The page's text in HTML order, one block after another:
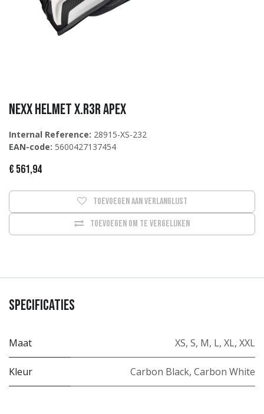
NEXX Helmet X.R3R APEX
Internal Reference: 28915-XS-232
EAN-code: 5600427137454
€ 561,94
Toevoegen om te vergelijken
Toevoegen aan verlanglijst
Specificaties
Maat XS, S, M, L, XL, XXL
Kleur Carbon Black, Carbon White